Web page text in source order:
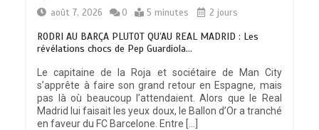
août 7, 2026
0 5 minutes 2 jours
RODRI AU BARÇA PLUTOT QU’AU REAL MADRID : Les
révélations chocs de Pep Guardiola…
Le capitaine de la Roja et sociétaire de Man City
s’apprête à faire son grand retour en Espagne, mais
pas là où beaucoup l’attendaient. Alors que le Real
Madrid lui faisait les yeux doux, le Ballon d’Or a tranché
en faveur du FC Barcelone. Entre […]